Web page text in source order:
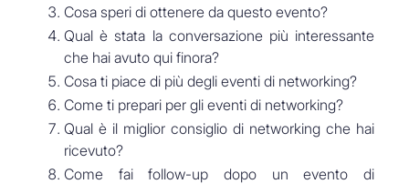
Cosa speri di ottenere da questo evento?
Qual è stata la conversazione più interessante
che hai avuto qui finora?
Cosa ti piace di più degli eventi di networking?
Come ti prepari per gli eventi di networking?
Qual è il miglior consiglio di networking che hai
ricevuto?
Come fai follow-up dopo un evento di